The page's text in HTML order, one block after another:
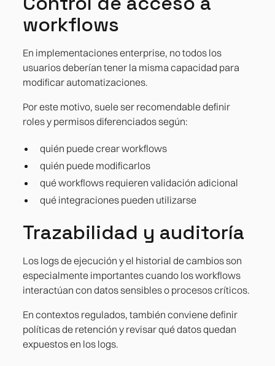
workflows
En implementaciones enterprise, no todos los
usuarios deberían tener la misma capacidad para
modificar automatizaciones.
Por este motivo, suele ser recomendable definir
roles y permisos diferenciados según:
quién puede crear workflows
quién puede modificarlos
qué workflows requieren validación adicional
qué integraciones pueden utilizarse
Trazabilidad y auditoría
Los logs de ejecución y el historial de cambios son
especialmente importantes cuando los workflows
interactúan con datos sensibles o procesos críticos.
En contextos regulados, también conviene definir
políticas de retención y revisar qué datos quedan
expuestos en los logs.